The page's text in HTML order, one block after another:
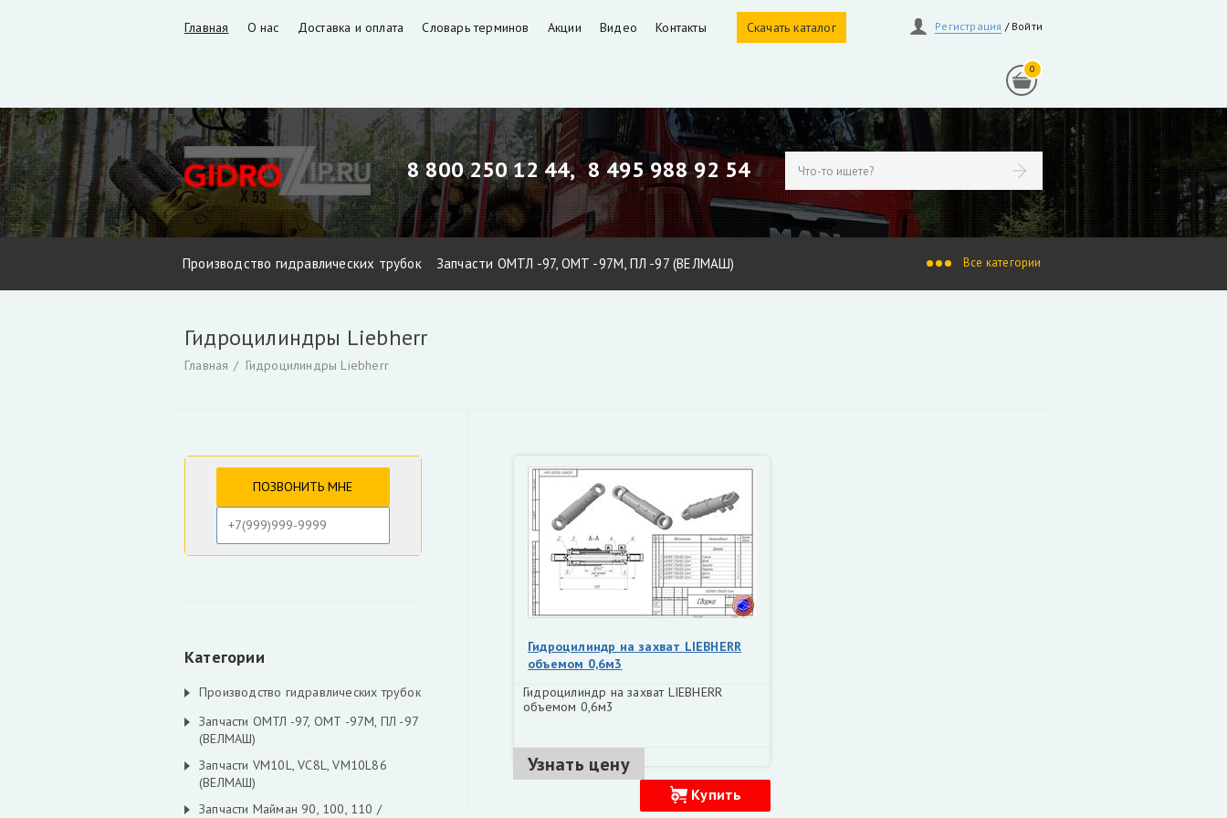
Скачать каталог Регистрация / Войти
0
Главная О нас Доставка и оплата Словарь терминов Акции Видео Контакты
8 800 250 12 44, 8 495 988 92 54
Производство гидравлических трубок
Запчасти ОМТЛ -97, ОМТ -97М, ПЛ -97 (ВЕЛМАШ)
Фильтры и фильтроэлементы для гидроманипуляторов
Захват для леса и лома
Коробка отбора мощности КАМАЗ и другие
Гидроцилиндры Liebherr
Главная Гидроцилиндры Liebherr
Гидроцилиндр на захват LIEBHERR
объемом 0,6м3
Гидроцилиндр на захват LIEBHERR
объемом 0,6м3
Узнать цену
Купить
Категории
Производство гидравлических трубок
Запчасти ОМТЛ -97, ОМТ -97М, ПЛ -97
(ВЕЛМАШ)
Запчасти VM10L, VC8L, VM10L86
(ВЕЛМАШ)
Запчасти Майман 90, 100, 110 /